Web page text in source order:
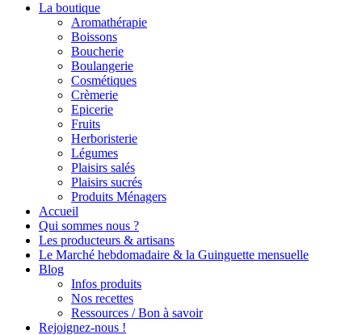
La boutique
Aromathérapie
Boissons
Boucherie
Boulangerie
Cosmétiques
Crèmerie
Epicerie
Fruits
Herboristerie
Légumes
Plaisirs salés
Plaisirs sucrés
Produits Ménagers
Accueil
Qui sommes nous ?
Les producteurs & artisans
Le Marché hebdomadaire & la Guinguette mensuelle
Blog
Infos produits
Nos recettes
Ressources / Bon à savoir
Rejoignez-nous !